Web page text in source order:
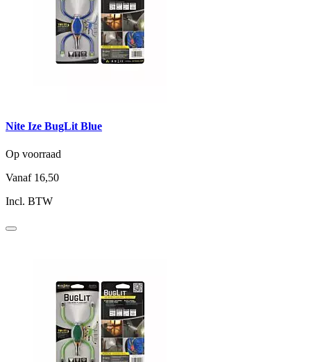
Nite Ize BugLit Blue
Op voorraad
Vanaf 16,50
Incl. BTW